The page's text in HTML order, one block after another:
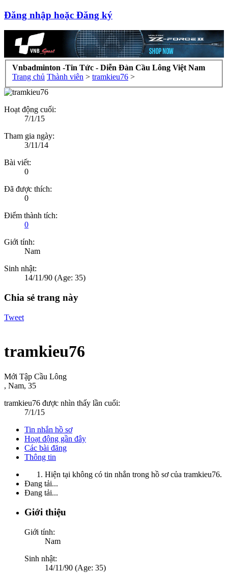
Đăng nhập hoặc Đăng ký
Vnbadminton -Tin Tức - Diễn Đàn Cầu Lông Việt Nam
Trang chủ Thành viên > tramkieu76 >
Hoạt động cuối:
7/1/15
Tham gia ngày:
3/11/14
Bài viết:
0
Đã được thích:
0
Điểm thành tích:
0
Giới tính:
Nam
Sinh nhật:
14/11/90 (Age: 35)
Chia sẻ trang này
Tweet
tramkieu76
Mới Tập Cầu Lông
, Nam, 35
tramkieu76 được nhìn thấy lần cuối:
7/1/15
Tin nhắn hồ sơ
Hoạt động gần đây
Các bài đăng
Thông tin
Hiện tại không có tin nhắn trong hồ sơ của tramkieu76.
Đang tải...
Đang tải...
Giới thiệu
Giới tính:
Nam
Sinh nhật:
14/11/90 (Age: 35)